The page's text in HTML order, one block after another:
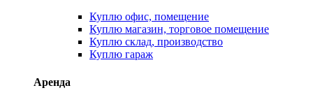
Куплю офис, помещение
Куплю магазин, торговое помещение
Куплю склад, производство
Куплю гараж
Аренда